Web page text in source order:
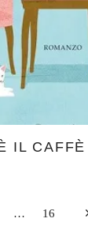
IL
… 16